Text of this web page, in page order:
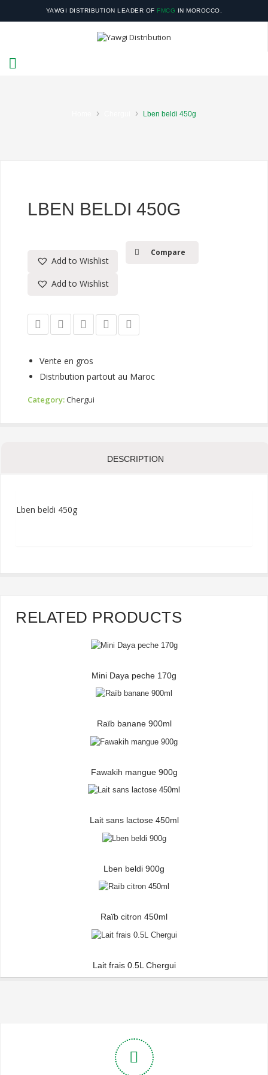
YAWGI DISTRIBUTION LEADER OF FMCG IN MOROCCO.
YOUR SATISFACTION IS OUR RESPONSIBILITY.
› › Lben beldi 450g
LBEN BELDI 450G
Add to Wishlist
Compare
Add to Wishlist
Vente en gros
Distribution partout au Maroc
Category:Chergui
DESCRIPTION
Lben beldi 450g
RELATED PRODUCTS
Mini Daya peche 170g
Raïb banane 900ml
Fawakih mangue 900g
Lait sans lactose 450ml
Lben beldi 900g
Raïb citron 450ml
Lait frais 0.5L Chergui